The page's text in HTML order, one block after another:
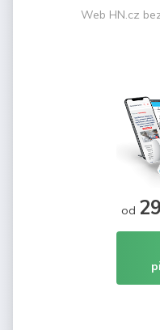
Web HN.cz
od